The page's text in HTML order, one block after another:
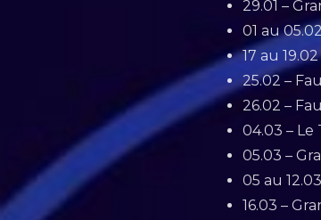
29.01 –
01 au
17 au
25.02 –
26.02 –
04.03 – Le
05.03 –
05 au
16.03 –